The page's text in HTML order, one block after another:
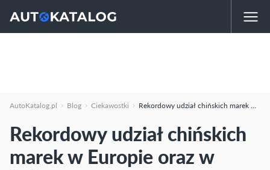
AutoKatalog.pl Blog Ciekawostki Rekordowy udział chińskich marek w Europie oraz w Polsce
Rekordowy udział chińskich
marek w Europie oraz w